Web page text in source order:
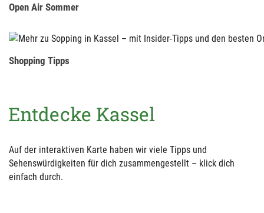
Open Air Sommer
Shopping Tipps
Entdecke Kassel
Auf der interaktiven Karte haben wir viele Tipps und
Sehenswürdigkeiten für dich zusammengestellt – klick dich
einfach durch.